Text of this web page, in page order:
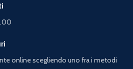
online scegliendo uno fra i metodi